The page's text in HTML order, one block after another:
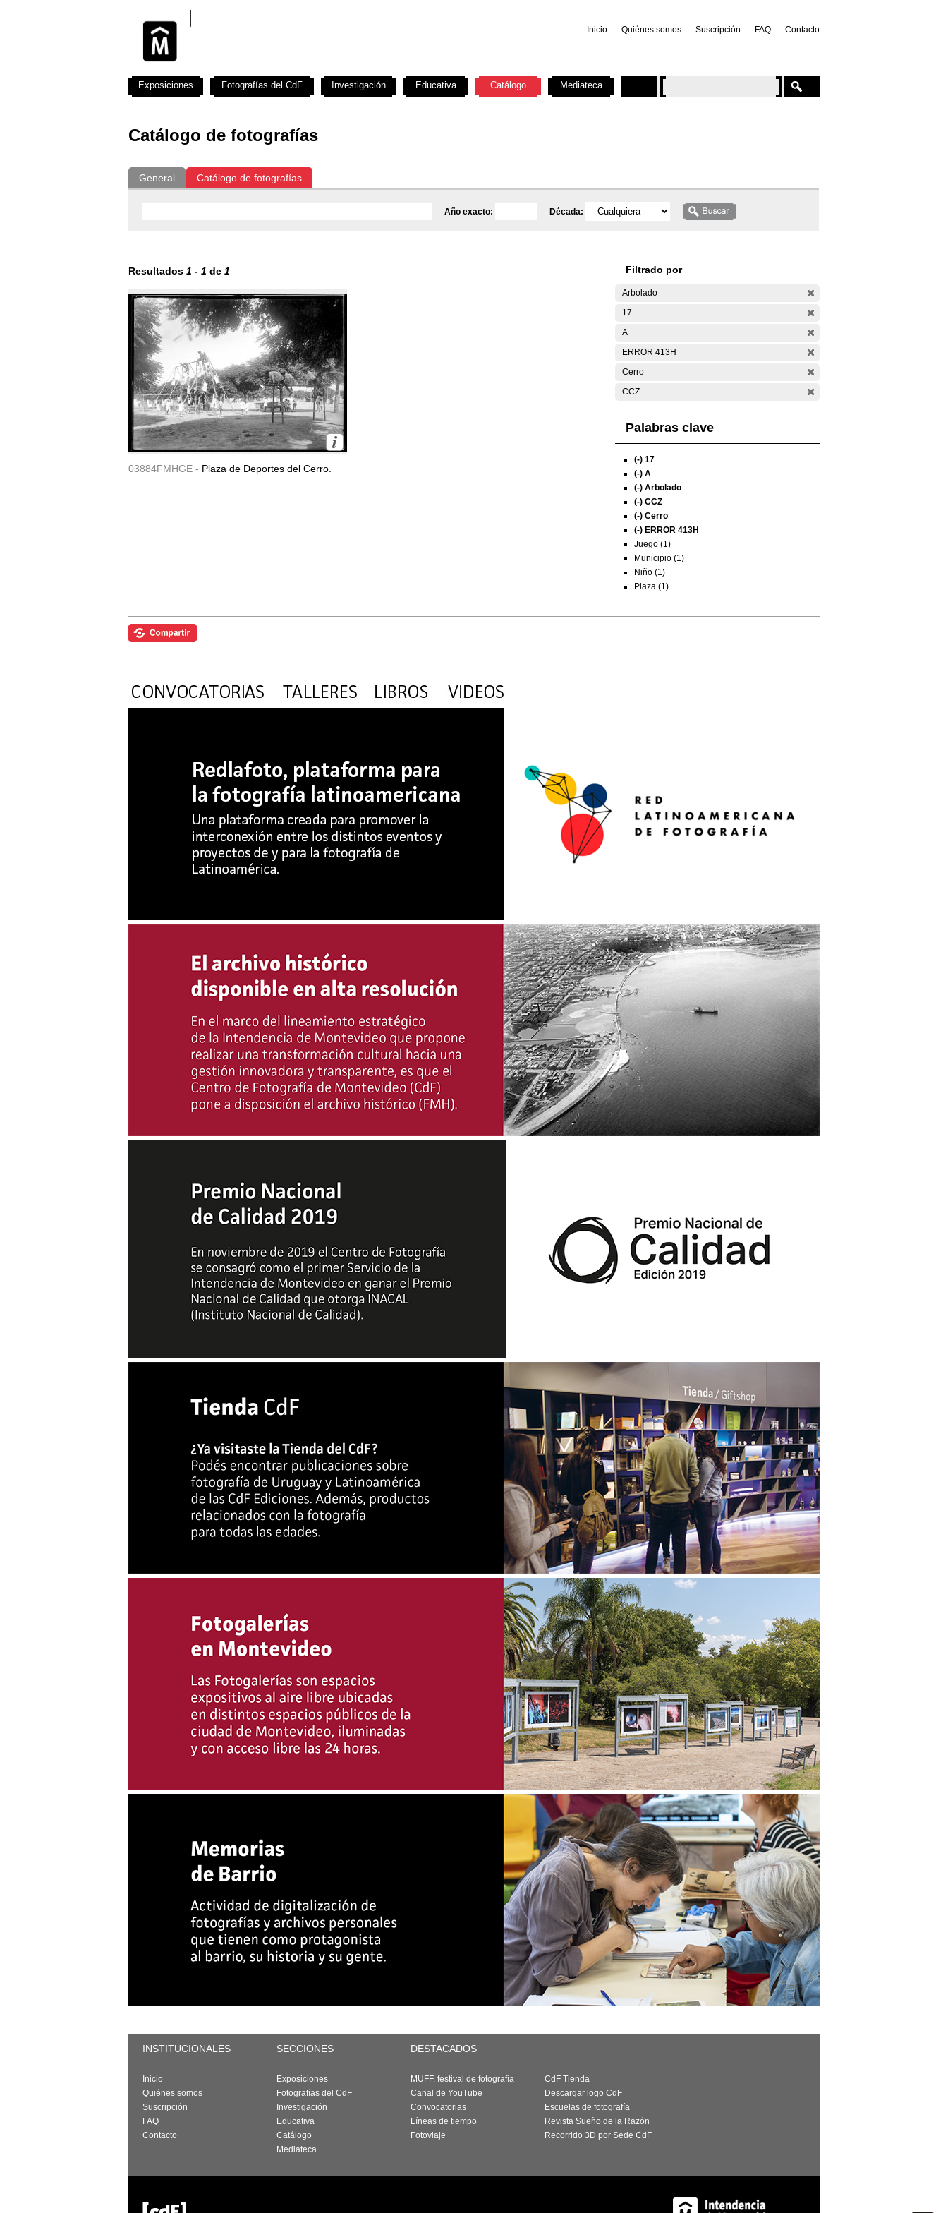
Inicio Quiénes somos Suscripción FAQ Contacto
Catálogo de fotografías
General Catálogo de fotografías
Año exacto: Década:
Resultados 1 - 1 de 1
03884FMHGE - Plaza de Deportes del Cerro.
Filtrado por
Arbolado
17
A
ERROR 413H
Cerro
CCZ
Palabras clave
(-) 17
(-) A
(-) Arbolado
(-) CCZ
(-) Cerro
(-) ERROR 413H
Juego (1)
Municipio (1)
Niño (1)
Plaza (1)
Exposiciones Fotografías del CdF Investigación Educativa Catálogo Mediateca
INSTITUCIONALES SECCIONES DESTACADOS
Inicio
Quiénes somos
Suscripción
FAQ
Contacto
Exposiciones
Fotografías del CdF
Investigación
Educativa
Catálogo
Mediateca
MUFF, festival de fotografía
Canal de YouTube
Convocatorias
Líneas de tiempo
Fotoviaje
CdF Tienda
Descargar logo CdF
Escuelas de fotografía
Revista Sueño de la Razón
Recorrido 3D por Sede CdF